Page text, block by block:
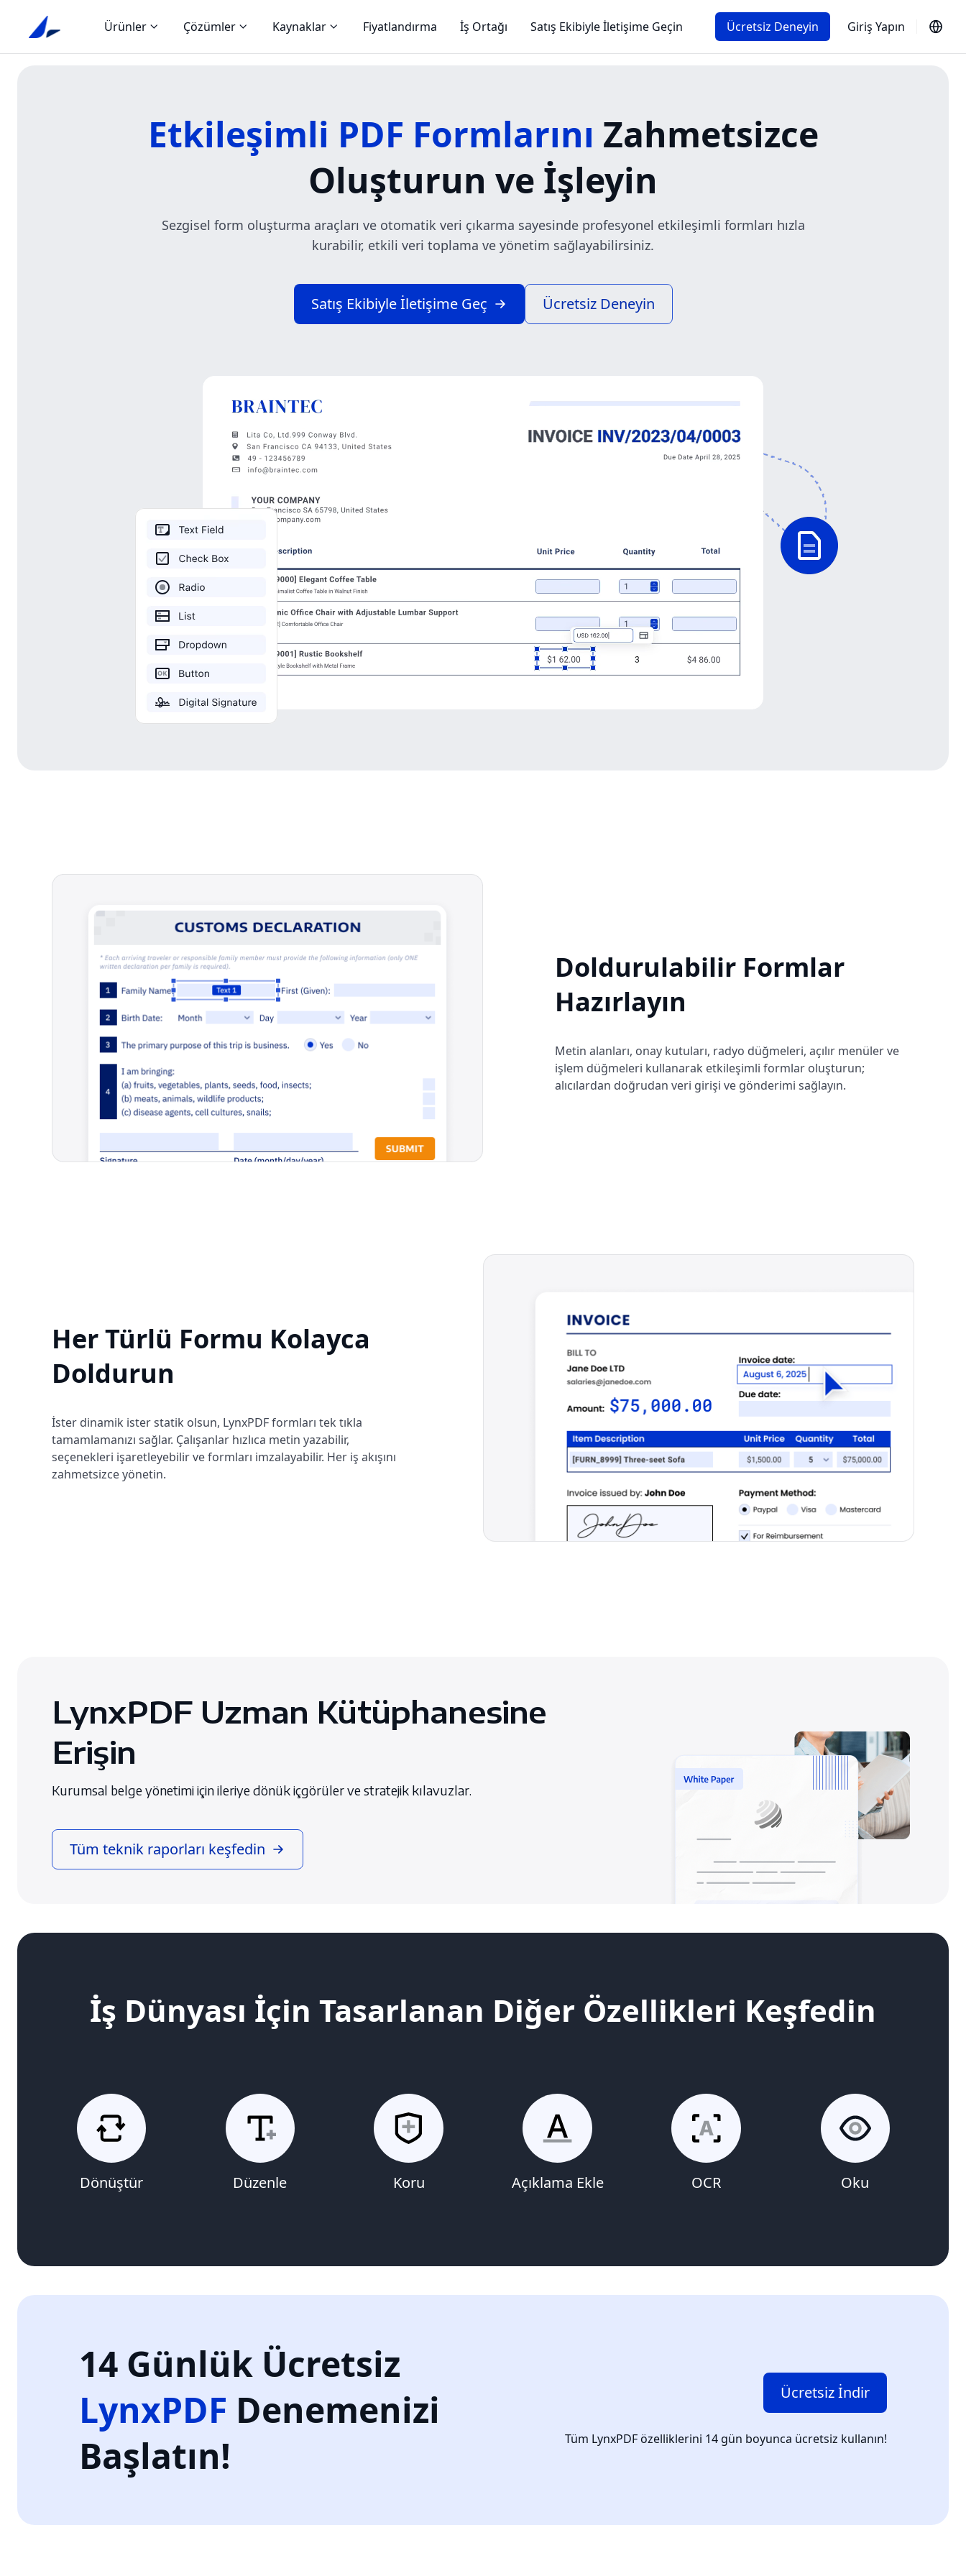
Ürünler Çözümler Kaynaklar Fiyatlandırma İş Ortağı Satış Ekibiyle İletişime Geçin Ücretsiz Deneyin Giriş Yapın
Etkileşimli PDF Formlarını Zahmetsizce
Oluşturun ve İşleyin
Sezgisel form oluşturma araçları ve otomatik veri çıkarma sayesinde profesyonel etkileşimli formları hızla
kurabilir, etkili veri toplama ve yönetim sağlayabilirsiniz.
Satış Ekibiyle İletişime Geç Ücretsiz Deneyin
Doldurulabilir Formlar
Hazırlayın
Metin alanları, onay kutuları, radyo düğmeleri, açılır menüler ve
işlem düğmeleri kullanarak etkileşimli formlar oluşturun;
alıcılardan doğrudan veri girişi ve gönderimi sağlayın.
Her Türlü Formu Kolayca
Doldurun
İster dinamik ister statik olsun, LynxPDF formları tek tıkla
tamamlamanızı sağlar. Çalışanlar hızlıca metin yazabilir,
seçenekleri işaretleyebilir ve formları imzalayabilir. Her iş akışını
zahmetsizce yönetin.
LynxPDF Uzman Kütüphanesine
Erişin
Kurumsal belge yönetimi için ileriye dönük içgörüler ve stratejik kılavuzlar.
Tüm teknik raporları keşfedin
İş Dünyası İçin Tasarlanan Diğer Özellikleri Keşfedin
Dönüştür Düzenle Koru Açıklama Ekle OCR Oku
14 Günlük Ücretsiz
LynxPDF Denemenizi
Başlatın!
Ücretsiz İndir
Tüm LynxPDF özelliklerini 14 gün boyunca ücretsiz kullanın!